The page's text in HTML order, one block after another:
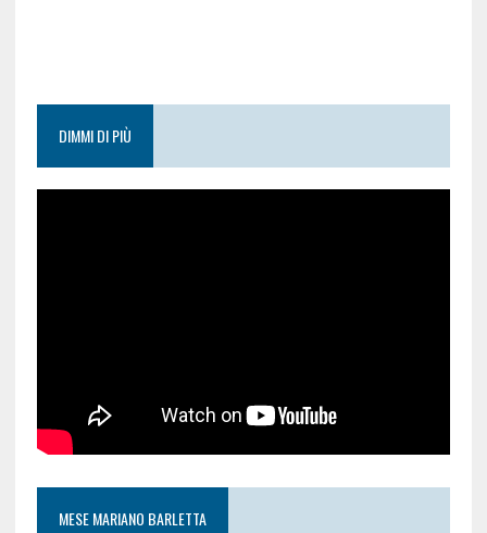
DIMMI DI PIÙ
MESE MARIANO BARLETTA